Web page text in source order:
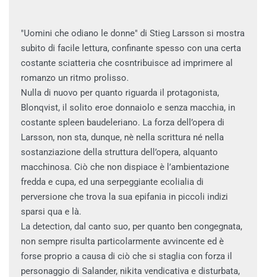
"Uomini che odiano le donne" di Stieg Larsson si mostra
subito di facile lettura, confinante spesso con una certa
costante sciatteria che cosntribuisce ad imprimere al
romanzo un ritmo prolisso.
Nulla di nuovo per quanto riguarda il protagonista,
Blonqvist, il solito eroe donnaiolo e senza macchia, in
costante spleen baudeleriano. La forza dell’opera di
Larsson, non sta, dunque, nè nella scrittura né nella
sostanziazione della struttura dell’opera, alquanto
macchinosa. Ciò che non dispiace è l’ambientazione
fredda e cupa, ed una serpeggiante ecolialia di
perversione che trova la sua epifania in piccoli indizi
sparsi qua e là.
La detection, dal canto suo, per quanto ben congegnata,
non sempre risulta particolarmente avvincente ed è
forse proprio a causa di ciò che si staglia con forza il
personaggio di Salander, nikita vendicativa e disturbata,